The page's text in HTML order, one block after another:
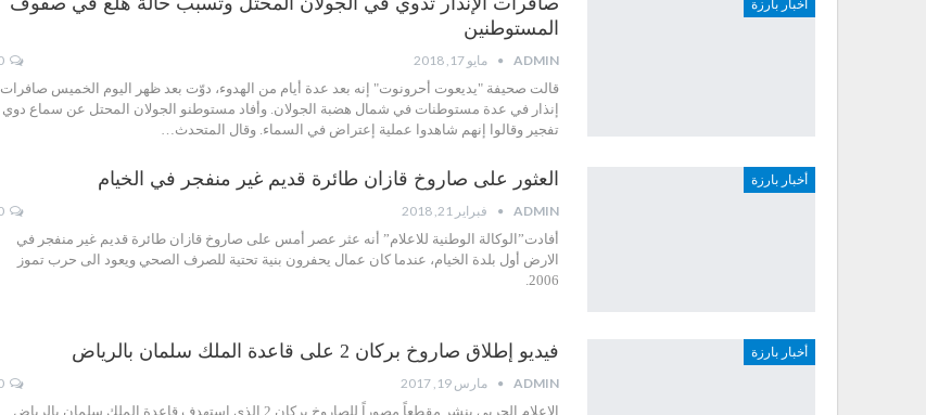
أخبار بارزة
المستوطنين
ADMIN مايو 17, 2018
قالت صحيفة "يديعوت أحرونوت" إنه بعد عدة أيام من الهدوء، دوّت بعد ظهر اليوم الخميس صافرات
إنذار في عدة مستوطنات في شمال هضبة الجولان. وأفاد مستوطنو الجولان المحتل عن سماع دوي
تفجير وقالوا إنهم شاهدوا عملية إعتراض في السماء. وقال المتحدث…
أخبار بارزة العثور على صاروخ قازان طائرة قديم غير منفجر في الخيام
ADMIN فبراير 21, 2018
أفادت”الوكالة الوطنية للاعلام” أنه عثر عصر أمس على صاروخ قازان طائرة قديم غير منفجر في
الارض أول بلدة الخيام، عندما كان عمال يحفرون بنية تحتية للصرف الصحي ويعود الى حرب تموز
2006.
أخبار بارزة فيديو إطلاق صاروخ بركان 2 على قاعدة الملك سلمان بالرياض
ADMIN مارس 19, 2017
الإعلام الحربي ينشر مقطعاً مصوراً للصاروخ بركان 2 الذي استهدف قاعدة الملك سلمان بالرياض